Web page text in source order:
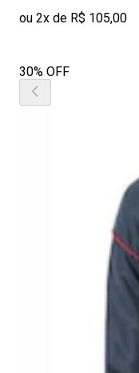
ou 2x de R$ 105,00
30% OFF